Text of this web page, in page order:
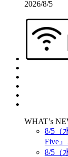
2026/8/5
WHAT’s
8/5（
Five
8/5（